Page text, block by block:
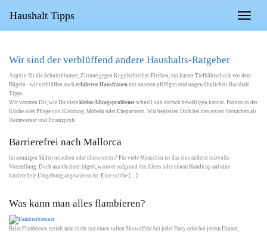
content
Toggle
Haushalt Tipps
Wir sind der verblüffend andere Haushalts-Ratgeber
Aspirin für die Schnittblumen, Zitrone gegen Kugelschreiber-Flecken, ein kurzer Tiefkühlschock vor dem
Bügeln - wir verblüffen auch erfahrene Hausfrauen mit unseren pfiffigen und ungewöhnlichen Haushalt
Tipps.
Wir verraten Dir, wie Du viele kleine Alltagsprobleme schnell und einfach bewältigen kannst. Pannen in der
Küche oder Pflege von Kleidung, Möbeln oder Ehepartnern. Wir begleiten Dich bei den ersten Versuchen als
Heimwerker und Finanzprofi.
Barrierefrei nach Mallorca
Im sonnigen Süden urlauben oder überwintern? Für viele Menschen ist das eine äußerst reizvolle
Vorstellung. Doch manch einer zögert, wenn er aufgrund des Alters oder einem Handicap auf eine
barrierefreie Umgebung angewiesen ist. Eine solche […]
Was kann man alles flambieren?
Beim Flambieren erzielt man nicht nur einen tollen Showeffekt bei jeder Party oder bei jedem Dinner,